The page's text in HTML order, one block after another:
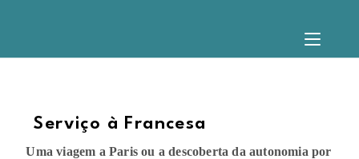
Serviço à Francesa
Uma viagem a Paris ou a descoberta da autonomia por